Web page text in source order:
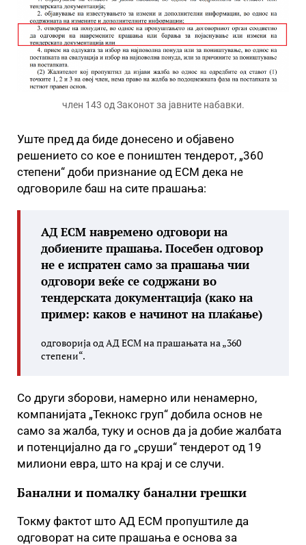
член 143 од Законот за јавните набавки.
Уште пред да биде донесено и објавено
решението со кое е поништен тендерот, „360
степени“ доби признание од ЕСМ дека не
одговориле баш на сите прашања:
АД ЕСМ навремено одговори на
добиените прашања. Посебен одговор
не е испратен само за прашања чии
одговори веќе се содржани во
тендерската документација (како на
пример: каков е начинот на плаќање)
одговорија од АД ЕСМ на прашањата на „360
степени“.
Со други зборови, намерно или ненамерно,
компанијата „Текнокс груп“ добила основ не
само за жалба, туку и основ да ја добие жалбата
и потенцијално да го „сруши“ тендерот од 19
милиони евра, што на крај и се случи.
Банални и помалку банални грешки
Токму фактот што АД ЕСМ пропуштиле да
одговорат на сите прашања е основа за